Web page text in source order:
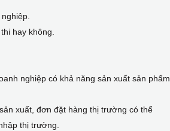
hay không.
nghiệp có khả năng sản xuất sản phẩm
xuất, đơn đặt hàng thị trường có thể
thị trường.